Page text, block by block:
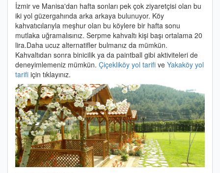
İzmir ve Manisa'dan hafta sonları pek çok ziyaretçisi olan bu
iki yol güzergahında arka arkaya bulunuyor. Köy
kahvatıcılarıyla meşhur olan bu köylere bir hafta sonu
mutlaka uğramalısınız. Serpme kahvaltı kişi başı ortalama 20
lira.Daha ucuz alternatifler bulmanız da mümkün.
Kahvaltıdan sonra binicilik ya da paintball gibi aktiviteleri de
deneyimlemeniz mümkün. Çiçekliköy yol tarifi ve Yakaköy yol
tarifi için tıklayınız.